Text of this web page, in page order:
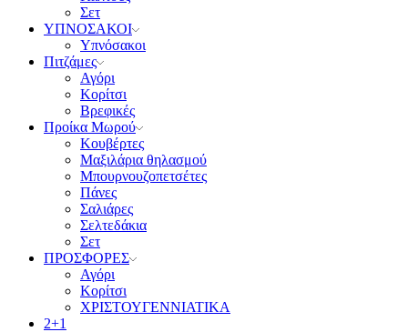
Σετ
ΥΠΝΟΣΑΚΟΙ
Υπνόσακοι
Πιτζάμες
Αγόρι
Κορίτσι
Βρεφικές
Προίκα Μωρού
Κουβέρτες
Μαξιλάρια θηλασμού
Μπουρνουζοπετσέτες
Πάνες
Σαλιάρες
Σελτεδάκια
Σετ
ΠΡΟΣΦΟΡΕΣ
Αγόρι
Κορίτσι
ΧΡΙΣΤΟΥΓΕΝΝΙΑΤΙΚΑ
2+1